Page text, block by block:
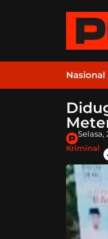
Nasional
Selasa,
Kriminal